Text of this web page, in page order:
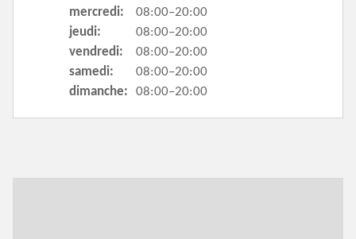
mercredi:
08:00–20:00
jeudi:
08:00–20:00
vendredi:
08:00–20:00
samedi:
08:00–20:00
dimanche:
08:00–20:00